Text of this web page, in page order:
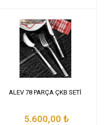
ALEV 78 PARÇA ÇKB SETİ
5.600,00 ₺